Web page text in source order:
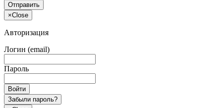
Отправить
×Close
Авторизация
Логин (email)
Пароль
Войти
Забыли пароль?